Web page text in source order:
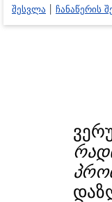
შესვლა ჩანაწერის